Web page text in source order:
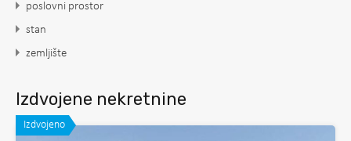
poslovni prostor
stan
zemljište
Izdvojene nekretnine
Izdvojeno